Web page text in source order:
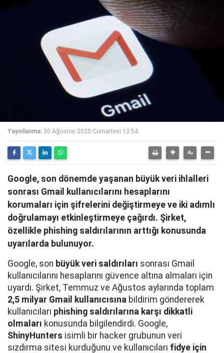
Yayınlanma: 30 Ağustos 2025 Cumartesi 13:54
Google, son dönemde yaşanan büyük veri ihlalleri
sonrası Gmail kullanıcılarını hesaplarını
korumaları için şifrelerini değiştirmeye ve iki adımlı
doğrulamayı etkinleştirmeye çağırdı. Şirket,
özellikle phishing saldırılarının arttığı konusunda
uyarılarda bulunuyor.
Google, son büyük veri saldırıları sonrası Gmail
kullanıcılarını hesaplarını güvence altına almaları için
uyardı. Şirket, Temmuz ve Ağustos aylarında toplam
2,5 milyar Gmail kullanıcısına bildirim göndererek
kullanıcıları phishing saldırılarına karşı dikkatli
olmaları konusunda bilgilendirdi. Google,
ShinyHunters isimli bir hacker grubunun veri
sızdırma sitesi kurduğunu ve kullanıcıları fidye için